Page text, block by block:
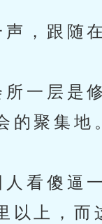
，跟随
一层是修
聚集地。
看傻逼一
以上，